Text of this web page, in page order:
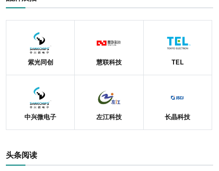
紫光同创 慧联科技 TEL
中兴微电子 左江科技 长晶科技
头条阅读